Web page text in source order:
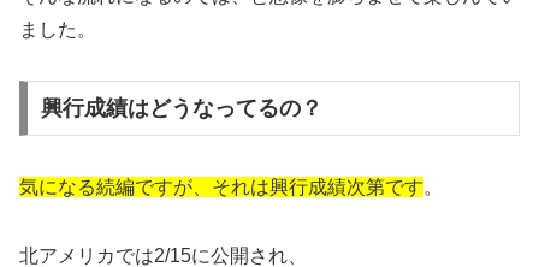
ました。
興行成績はどうなってるの？
気になる続編ですが、それは興行成績次第です。
北アメリカでは2/15に公開され、